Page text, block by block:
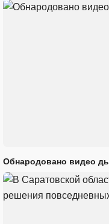
Обнародовано видео